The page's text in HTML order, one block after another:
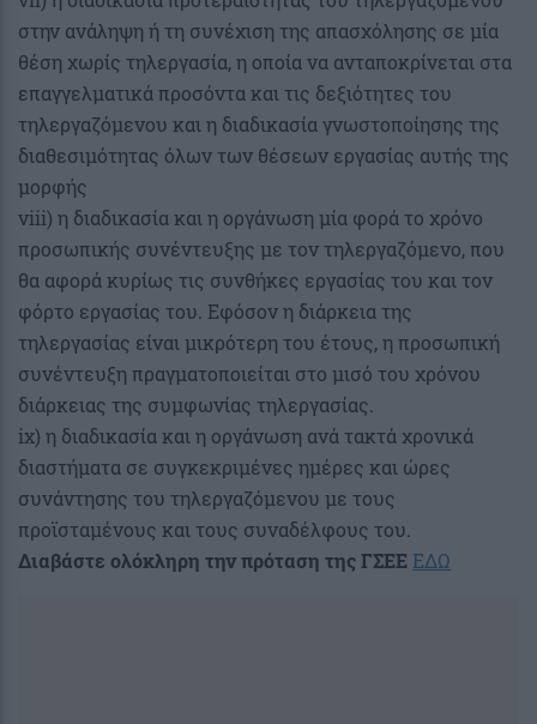
στην ανάληψη ή τη συνέχιση της απασχόλησης σε μία
θέση χωρίς τηλεργασία, η οποία να ανταποκρίνεται στα
επαγγελματικά προσόντα και τις δεξιότητες του
τηλεργαζόμενου και η διαδικασία γνωστοποίησης της
διαθεσιμότητας όλων των θέσεων εργασίας αυτής της
μορφής
viii) η διαδικασία και η οργάνωση μία φορά το χρόνο
προσωπικής συνέντευξης με τον τηλεργαζόμενο, που
θα αφορά κυρίως τις συνθήκες εργασίας του και τον
φόρτο εργασίας του. Εφόσον η διάρκεια της
τηλεργασίας είναι μικρότερη του έτους, η προσωπική
συνέντευξη πραγματοποιείται στο μισό του χρόνου
διάρκειας της συμφωνίας τηλεργασίας.
ix) η διαδικασία και η οργάνωση ανά τακτά χρονικά
διαστήματα σε συγκεκριμένες ημέρες και ώρες
συνάντησης του τηλεργαζόμενου με τους
προϊσταμένους και τους συναδέλφους του.
Διαβάστε ολόκληρη την πρόταση της ΓΣΕΕ ΕΔΩ